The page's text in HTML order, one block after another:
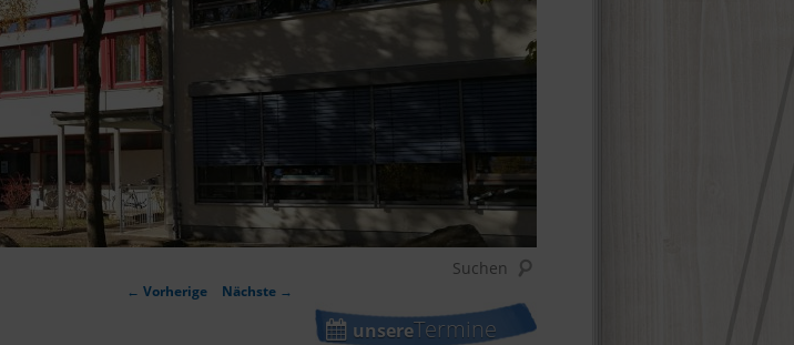
Artikelnavigation
← Vorherige Nächste →
unsereTermine